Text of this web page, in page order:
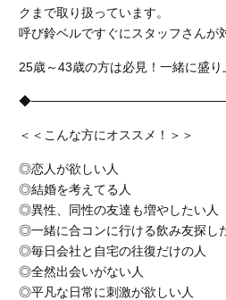
クまで取り扱っています。
呼び鈴ベルですぐにスタッフさん
25歳～43歳の方は必見！一緒に盛り
＜＜こんな方にオススメ！＞＞
◎恋人が欲しい人
◎結婚を考えてる人
◎異性、同性の友達も増やしたい人
◎一緒に合コンに行ける飲み友探し
◎毎日会社と自宅の往復だけの人
◎全然出会いがない人
◎平凡な日常に刺激が欲しい人